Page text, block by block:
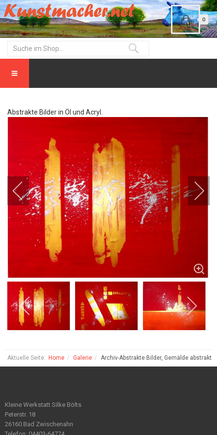
0
Abstrakte Bilder in Öl und Acryl.
Aktuelle Seite: Home Galerie Archiv-Abstrakte Bilder, Gemälde abstrakt
Kleine Werkstatt Silke Bölts
Peterstr. 18
26160 Bad Zwischenahn